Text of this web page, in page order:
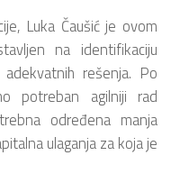
Luka Čaušić je ovom
na identifikaciju
rešenja. Po
potreban agilniji rad
određena manja
ulaganja za koja je